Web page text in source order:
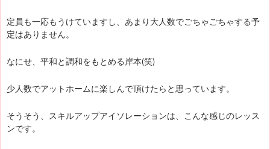
定員も一応もうけていますし、あまり大人数でごちゃごちゃする予
定はありません。
なにせ、平和と調和をもとめる岸本(笑)
少人数でアットホームに楽しんで頂けたらと思っています。
そうそう、スキルアップアイソレーションは、こんな感じのレッス
ンです。